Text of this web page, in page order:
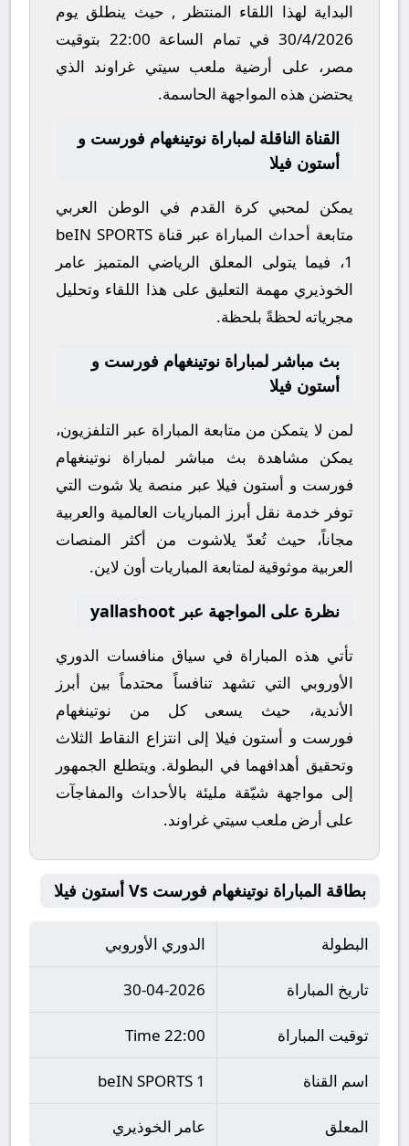
البداية لهذا اللقاء المنتظر , حيث ينطلق يوم
30/4/2026في تمام الساعة 22:00 بتوقيت
مصر، على أرضية ملعب سيتي غراوند الذي
يحتضن هذه المواجهة الحاسمة.
القناة الناقلة لمباراة نوتينغهام فورست و
أستون فيلا
يمكن لمحبي كرة القدم في الوطن العربي
متابعة أحداث المباراة عبر قناة beIN SPORTS
1، فيما يتولى المعلق الرياضي المتميز عامر
الخوذيري مهمة التعليق على هذا اللقاء وتحليل
مجرياته لحظةً بلحظة.
بث مباشر لمباراة نوتينغهام فورست و
أستون فيلا
لمن لا يتمكن من متابعة المباراة عبر التلفزيون،
يمكن مشاهدة بث مباشر لمباراة نوتينغهام
فورست و أستون فيلا عبر منصة يلا شوت التي
توفر خدمة نقل أبرز المباريات العالمية والعربية
مجاناً، حيث تُعدّ يلاشوت من أكثر المنصات
العربية موثوقية لمتابعة المباريات أون لاين.
نظرة على المواجهة عبر yallashoot
تأتي هذه المباراة في سياق منافسات الدوري
الأوروبي التي تشهد تنافساً محتدماً بين أبرز
الأندية، حيث يسعى كل من نوتينغهام
فورست و أستون فيلا إلى انتزاع النقاط الثلاث
وتحقيق أهدافهما في البطولة. ويتطلع الجمهور
إلى مواجهة شيّقة مليئة بالأحداث والمفاجآت
على أرض ملعب سيتي غراوند.
بطاقة المباراة نوتينغهام فورست Vs أستون فيلا
البطولة الدوري الأوروبي
تاريخ المباراة 30-04-2026
توقيت المباراة 22:00 Time
اسم القناة beIN SPORTS 1
المعلق عامر الخوذيري